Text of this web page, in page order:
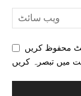
محفوظ کریں